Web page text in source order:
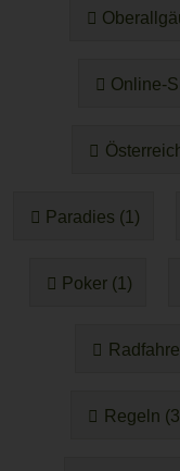
Online-
Paradies (1)
Poker (1)
Regeln